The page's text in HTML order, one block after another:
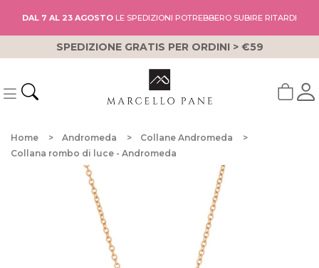
DAL 7 AL 23 AGOSTO LE SPEDIZIONI POTREBBERO SUBIRE RITARDI
SPEDIZIONE GRATIS PER ORDINI > €59
Home Andromeda
Collane Andromeda
Collana rombo di luce - Andromeda